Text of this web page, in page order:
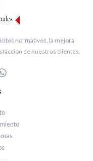
normativos, la mejora
de nuestros clientes.